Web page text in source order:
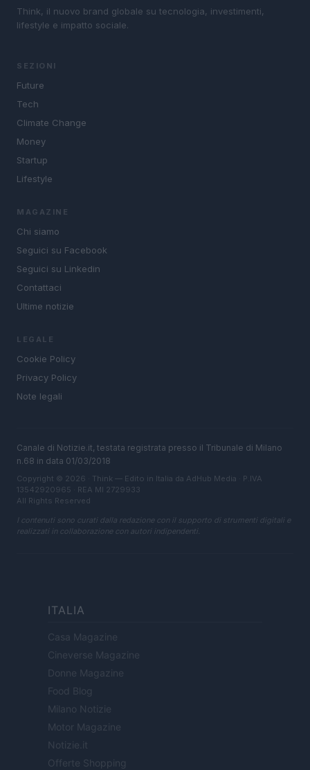
Think, il nuovo brand globale su tecnologia, investimenti,
lifestyle e impatto sociale.
SEZIONI
Future
Tech
Climate Change
Money
Startup
Lifestyle
MAGAZINE
Chi siamo
Seguici su Facebook
Seguici su Linkedin
Contattaci
Ultime notizie
LEGALE
Cookie Policy
Privacy Policy
Note legali
Canale di Notizie.it, testata registrata presso il Tribunale di Milano
n.68 in data 01/03/2018
Copyright © 2026 · Think — Edito in Italia da AdHub Media · P.IVA
13542920965 · REA MI 2729933
All Rights Reserved
I contenuti sono curati dalla redazione con il supporto di strumenti digitali e
realizzati in collaborazione con autori indipendenti.
ITALIA
Casa Magazine
Cineverse Magazine
Donne Magazine
Food Blog
Milano Notizie
Motor Magazine
Notizie.it
Offerte Shopping